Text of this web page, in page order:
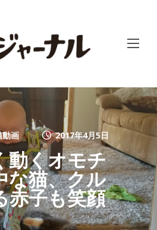
動画 2017年4月5日
動くオモチ
な猫、クル
赤子も笑顔